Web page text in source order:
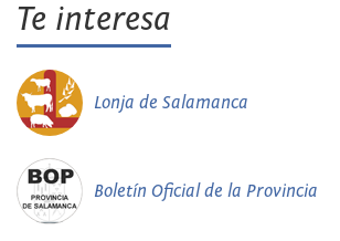
Te interesa
Lonja de Salamanca
Boletín Oficial de la Provincia